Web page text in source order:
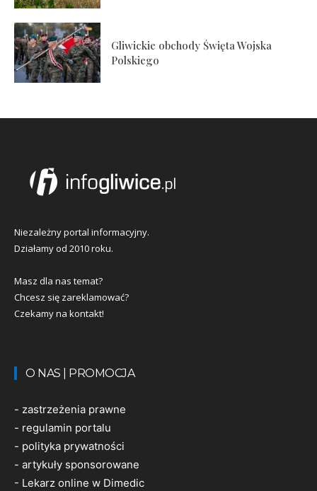
Gliwickie obchody Święta Wojska
Polskiego
Niezależny portal informacyjny.
Działamy od 2010 roku.
Masz dla nas temat?
Chcesz się zareklamować?
Czekamy na kontakt!
O NAS | PROMOCJA
- zastrzeżenia prawne
- regulamin portalu
- polityka prywatności
- artykuły sponsorowane
- Lekarz online w Dimedic